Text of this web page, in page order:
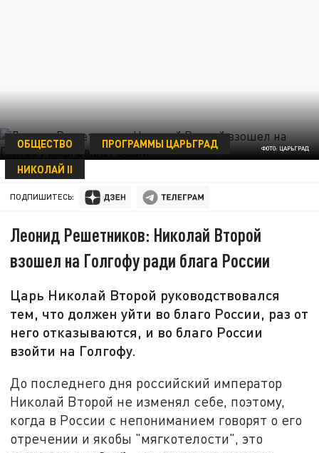
ФОТО: ЦАРЬГРАД
ОБЩЕСТВО
ПРОГРАММЫ ЦАРЬГРАД
НИКОЛАЙ II
17 ИЮЛЯ 22:08
ПОДПИШИТЕСЬ:
Леонид Решетников: Николай Второй
взошел на Голгофу ради блага России
Царь Николай Второй руководствовался
тем, что должен уйти во благо России, раз от
него отказываются, и во благо России
взойти на Голгофу.
До последнего дня российский император
Николай Второй не изменял себе, поэтому,
когда в России с непониманием говорят о его
отречении и якобы "мягкотелости", это